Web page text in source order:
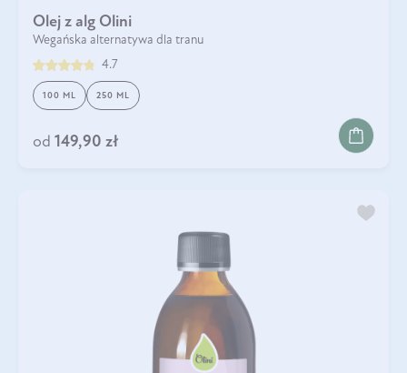
Olej z alg Olini
Wegańska alternatywa dla tranu
4.7
100 ML 250 ML
od 149,90 zł